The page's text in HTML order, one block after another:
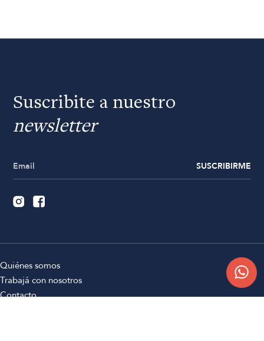
Suscribite a nuestro
newsletter
SUSCRIBIRME
Quiénes somos
Trabajá con nosotros
Contacto